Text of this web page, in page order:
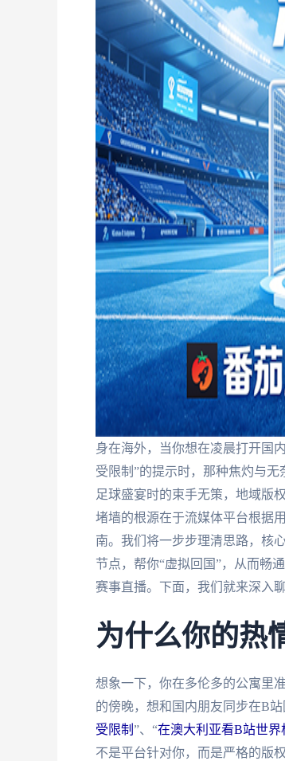
身在海外，当你想在凌晨打开国
受限制”的提示时，那种焦灼与
足球盛宴时的束手无策，地域版
堵墙的根源在于流媒体平台根据
南。我们将一步步理清思路，核
节点，帮你“虚拟回国”，从而畅
赛事直播。下面，我们就来深入
为什么你的热
想象一下，你在多伦多的公寓里
的傍晚，想和国内朋友同步在B
受限制 ”、“在澳大利亚看B站世
不是平台针对你，而是严格的版